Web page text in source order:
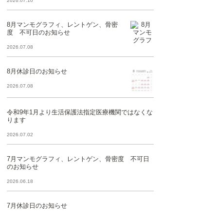
8月マンモグラフィ、レントゲン、骨密
度 不可日のお知らせ
2026.07.08
8月休診日のお知らせ
2026.07.08
令和9年1月より生活保護法指定医療機関ではなくな
ります
2026.07.02
7月マンモグラフィ、レントゲン、骨密度 不可日
のお知らせ
2026.06.18
7月休診日のお知らせ